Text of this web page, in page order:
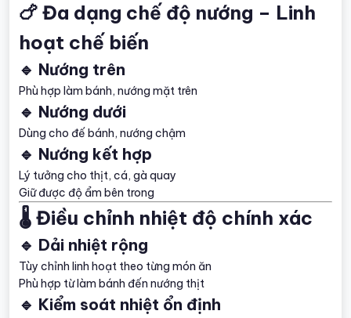
🍗 Đa dạng chế độ nướng – Linh
hoạt chế biến
🔹 Nướng trên
Phù hợp làm bánh, nướng mặt trên
🔹 Nướng dưới
Dùng cho đế bánh, nướng chậm
🔹 Nướng kết hợp
Lý tưởng cho thịt, cá, gà quay
Giữ được độ ẩm bên trong
🌡️ Điều chỉnh nhiệt độ chính xác
🔹 Dải nhiệt rộng
Tùy chỉnh linh hoạt theo từng món ăn
Phù hợp từ làm bánh đến nướng thịt
🔹 Kiểm soát nhiệt ổn định